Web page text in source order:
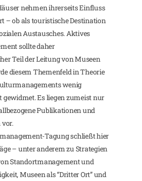
nehmen ihrerseits Einfluss
– ob als touristische Destination
Austausches. Aktives
sollte daher
Teil der Leitung von Museen
diesem Themenfeld in Theorie
wenig
Es liegen zumeist nur
Publikationen und
Tagung schließt hier
– unter anderem zu Strategien
Standortmanagement und
Museen als “Dritter Ort” und